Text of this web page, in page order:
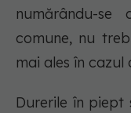
numărându-
comune, nu
mai ales în
Durerile în piept